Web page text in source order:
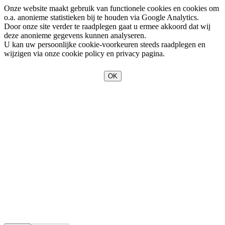
Onze website maakt gebruik van functionele cookies en cookies om
o.a. anonieme statistieken bij te houden via Google Analytics.
Door onze site verder te raadplegen gaat u ermee akkoord dat wij
deze anonieme gegevens kunnen analyseren.
U kan uw persoonlijke cookie-voorkeuren steeds raadplegen en
wijzigen via onze cookie policy en privacy pagina.
OK